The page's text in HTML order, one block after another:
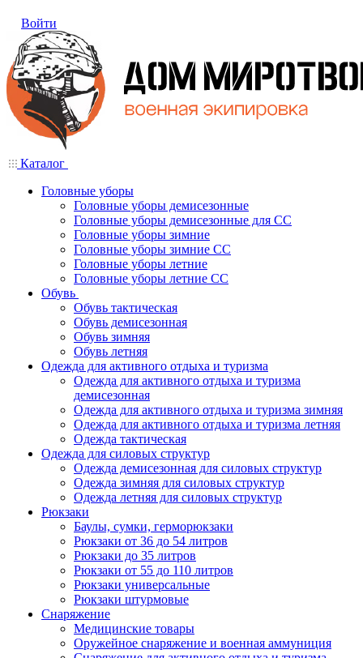
Войти
Каталог
Головные уборы
Головные уборы демисезонные
Головные уборы демисезонные для СС
Головные уборы зимние
Головные уборы зимние СС
Головные уборы летние
Головные уборы летние СС
Обувь
Обувь тактическая
Обувь демисезонная
Обувь зимняя
Обувь летняя
Одежда для активного отдыха и туризма
Одежда для активного отдыха и туризма
демисезонная
Одежда для активного отдыха и туризма зимняя
Одежда для активного отдыха и туризма летняя
Одежда тактическая
Одежда для силовых структур
Одежда демисезонная для силовых структур
Одежда зимняя для силовых структур
Одежда летняя для силовых структур
Рюкзаки
Баулы, сумки, герморюкзаки
Рюкзаки от 36 до 54 литров
Рюкзаки до 35 литров
Рюкзаки от 55 до 110 литров
Рюкзаки универсальные
Рюкзаки штурмовые
Снаряжение
Медицинские товары
Оружейное снаряжение и военная аммуниция